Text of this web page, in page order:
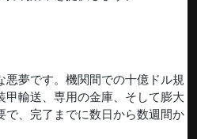
夢です。機関間での十億ドル規
甲輸送、専用の金庫、そして膨大
で、完了までに数日から数週間か